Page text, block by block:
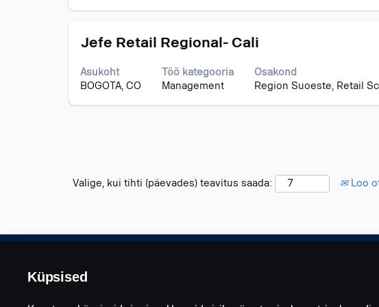
valige
Ametinimetus
Jefe Retail Regional- Cali
Asukoht
BOGOTA, CO
Töö kategooria
Management
Osakond
Region Suoeste, Retail
Töö
täieliku
sisu
kuvamiseks
valige
Valige, kui tihti (päevades) teavitus saada: Loo
Küpsised